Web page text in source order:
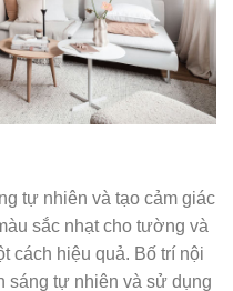
tự nhiên và tạo cảm giác
sắc nhạt cho tường và
cách hiệu quả. Bố trí nội
sáng tự nhiên và sử dụng